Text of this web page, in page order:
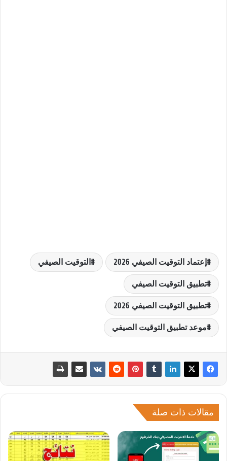
إعتماد التوقيت الصيفي 2026 التوقيت الصيفي
تطبيق التوقيت الصيفي
تطبيق التوقيت الصيفي 2026
موعد تطبيق التوقيت الصيفي
مقالات ذات صلة